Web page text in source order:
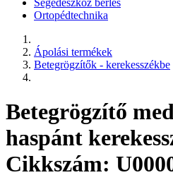
Segédeszköz bérlés
Ortopédtechnika
Ápolási termékek
Betegrögzítők - kerekesszékbe
Betegrögzítő
haspánt
Cikkszám: